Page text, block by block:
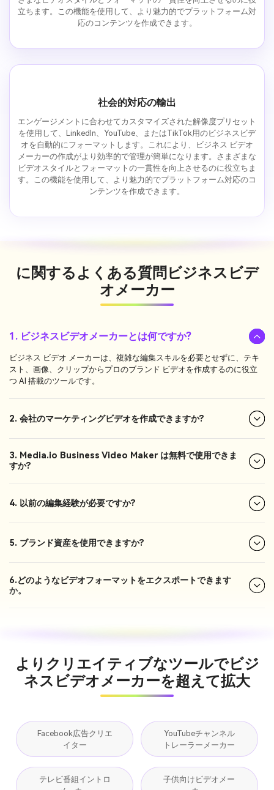
立ちます。この機能を使用して、より魅力的でプラットフォーム対
応のコンテンツを作成できます。
社会的対応の輸出
エンゲージメントに合わせてカスタマイズされた解像度プリセット
を使用して、LinkedIn、YouTube、またはTikTok用のビジネスビデ
オを自動的にフォーマットします。これにより、ビジネス ビデオ
メーカーの作成がより効率的で管理が簡単になります。さまざまな
ビデオスタイルとフォーマットの一貫性を向上させるのに役立ちま
す。この機能を使用して、より魅力的でプラットフォーム対応のコ
ンテンツを作成できます。
に関するよくある質問 ビジネスビデ
オメーカー
1. ビジネスビデオメーカーとは何ですか?
ビジネス ビデオ メーカーは、複雑な編集スキルを必要とせずに、テキ
スト、画像、クリップからプロのブランド ビデオを作成するのに役立
つ AI 搭載のツールです。
2. 会社のマーケティングビデオを作成できますか?
3. Media.io Business Video Maker は無料で使用できま
すか?
4. 以前の編集経験が必要ですか?
5. ブランド資産を使用できますか?
6.どのようなビデオフォーマットをエクスポートできます
か。
よりクリエイティブなツールでビジ
ネスビデオメーカーを超えて拡大
Facebook広告クリエ
イター
YouTubeチャンネル
トレーラーメーカー
テレビ番組イントロ
子供向けビデオメー